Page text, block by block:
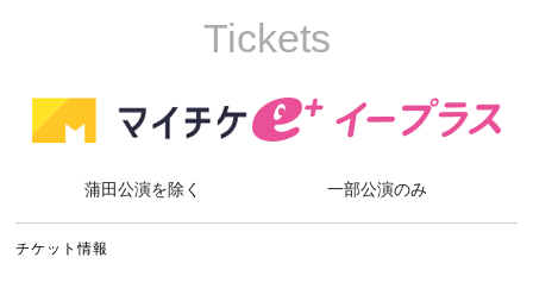
Tickets
蒲田公演を除く 一部公演のみ
チケット情報